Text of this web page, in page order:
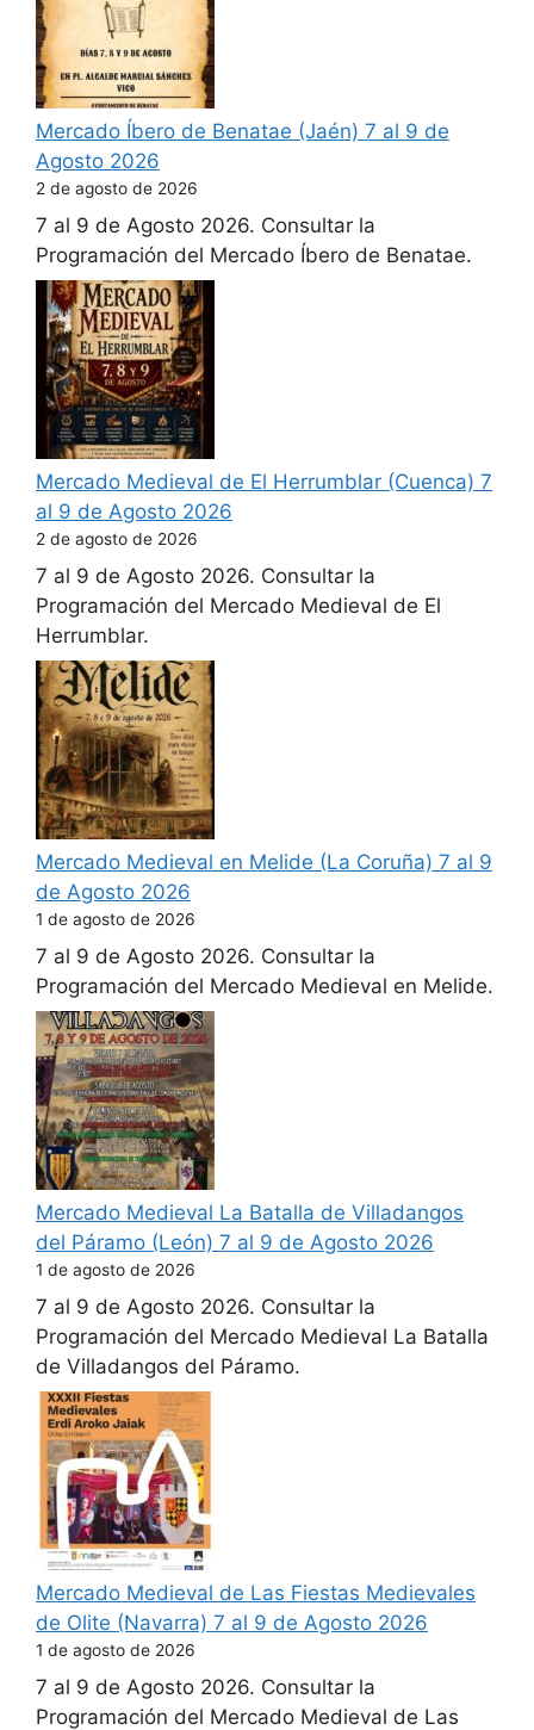
Mercado Íbero de Benatae (Jaén) 7 al 9 de
Agosto 2026
2 de agosto de 2026
7 al 9 de Agosto 2026. Consultar la
Programación del Mercado Íbero de Benatae.
Mercado Medieval de El Herrumblar (Cuenca) 7
al 9 de Agosto 2026
2 de agosto de 2026
7 al 9 de Agosto 2026. Consultar la
Programación del Mercado Medieval de El
Herrumblar.
Mercado Medieval en Melide (La Coruña) 7 al 9
de Agosto 2026
1 de agosto de 2026
7 al 9 de Agosto 2026. Consultar la
Programación del Mercado Medieval en Melide.
Mercado Medieval La Batalla de Villadangos
del Páramo (León) 7 al 9 de Agosto 2026
1 de agosto de 2026
7 al 9 de Agosto 2026. Consultar la
Programación del Mercado Medieval La Batalla
de Villadangos del Páramo.
Mercado Medieval de Las Fiestas Medievales
de Olite (Navarra) 7 al 9 de Agosto 2026
1 de agosto de 2026
7 al 9 de Agosto 2026. Consultar la
Programación del Mercado Medieval de Las